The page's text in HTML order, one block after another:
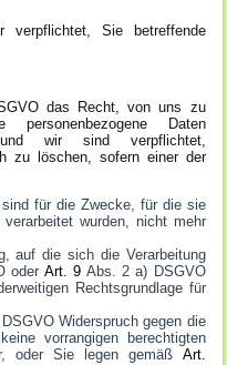
Sie betreffende
das Recht, von uns zu
Daten
wir sind verpflichtet,
zu löschen, sofern einer der
sind für die Zwecke, für die sie
wurden, nicht mehr
auf die sich die Verarbeitung
oderArt. 9 Abs. 2 a) DSGVO
Rechtsgrundlage für
Widerspruch gegen die
vorrangigen berechtigten
oder Sie legen gemäß Art.